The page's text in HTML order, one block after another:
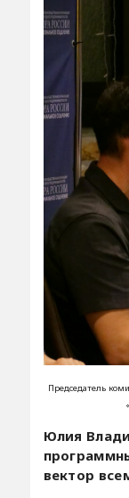
Председатель
Юлия
вектор